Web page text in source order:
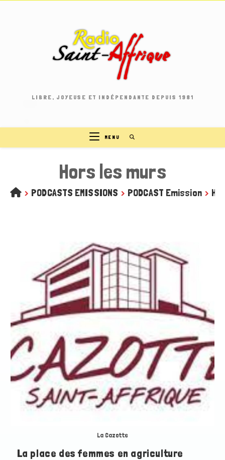
LIBRE, JOYEUSE ET INDÉPENDANTE DEPUIS 1981
MENU
Hors les murs
> PODCASTS EMISSIONS > PODCAST Emission >
La Cazotte
La place des femmes en agriculture